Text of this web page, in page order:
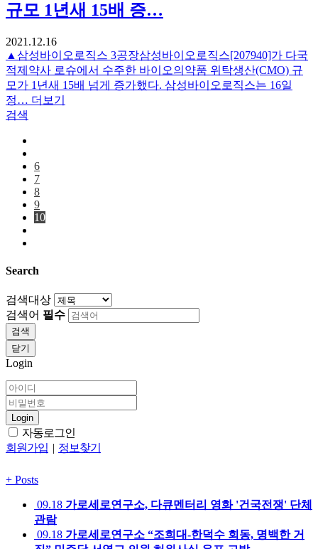
규모 1년새 15배 증…
2021.12.16
▲삼성바이오로직스 3공장삼성바이오로직스[207940]가 다국
적제약사 로슈에서 수주한 바이오의약품 위탁생산(CMO) 규
모가 1년새 15배 넘게 증가했다. 삼성바이오로직스는 16일
정… 더보기
검색
6
7
8
9
10
Search
검색대상
검색어 필수
검색
닫기
Login
Login
자동로그인
회원가입 | 정보찾기
+ Posts
09.18 가로세로연구소, 다큐멘터리 영화 '건국전쟁' 단체
관람
09.18 가로세로연구소 “조희대-한덕수 회동, 명백한 거